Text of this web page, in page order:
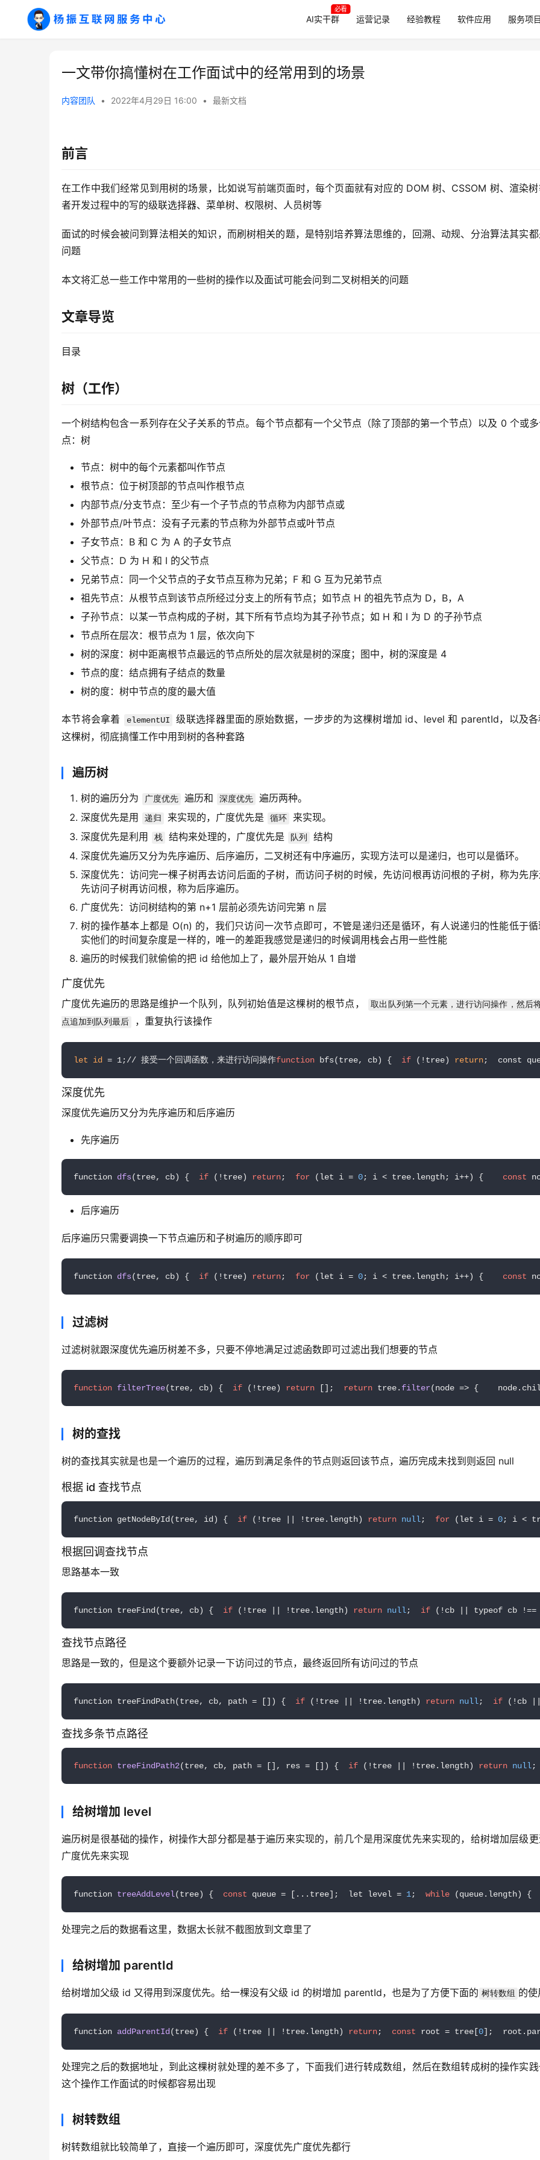
AI实干群
必看
运营记录 经验教程 软件应用 服务项
一文带你搞懂树在工作面试中的经常用到的场景
内容团队 • 2022年4月29日 16:00 • 最新文档
前言
在工作中我们经常见到用树的场景，比如说写前端页面时，每个页面就有对应的 DOM 树、CSSOM 树、渲染
者开发过程中的写的级联选择器、菜单树、权限树、人员树等
面试的时候会被问到算法相关的知识，而刷树相关的题，是特别培养算法思维的，回溯、动规、分治算法其实
问题
本文将汇总一些工作中常用的一些树的操作以及面试可能会问到二叉树相关的问题
文章导览
目录
树（工作）
一个树结构包含一系列存在父子关系的节点。每个节点都有一个父节点（除了顶部的第一个节点）以及 0 个或
点：树
节点：树中的每个元素都叫作节点
根节点：位于树顶部的节点叫作根节点
内部节点/分支节点：至少有一个子节点的节点称为内部节点或
外部节点/叶节点：没有子元素的节点称为外部节点或叶节点
子女节点：B 和 C 为 A 的子女节点
父节点：D 为 H 和 I 的父节点
兄弟节点：同一个父节点的子女节点互称为兄弟；F 和 G 互为兄弟节点
祖先节点：从根节点到该节点所经过分支上的所有节点；如节点 H 的祖先节点为 D，B，A
子孙节点：以某一节点构成的子树，其下所有节点均为其子孙节点；如 H 和 I 为 D 的子孙节点
节点所在层次：根节点为 1 层，依次向下
树的深度：树中距离根节点最远的节点所处的层次就是树的深度；图中，树的深度是 4
节点的度：结点拥有子结点的数量
树的度：树中节点的度的最大值
本节将会拿着 elementUI
级联选择器里面的原始数据，一步步的为这棵树增加 id、level 和 parentId，以及
这棵树，彻底搞懂工作中用到树的各种套路
遍历树
树的遍历分为 广度优先 遍历和 深度优先
遍历两种。
深度优先是用
递归 来实现的，广度优先是 循环
来实现。
深度优先是利用
栈 结构来处理的，广度优先是 队列
结构
深度优先遍历又分为先序遍历、后序遍历，二叉树还有中序遍历，实现方法可以是递归，也可以是循环。
深度优先：访问完一棵子树再去访问后面的子树，而访问子树的时候，先访问根再访问根的子树，称为先
先访问子树再访问根，称为后序遍历。
广度优先：访问树结构的第 n+1 层前必须先访问完第 n 层
树的操作基本上都是 O(n) 的，我们只访问一次节点即可，不管是递归还是循环，有人说递归的性能低于
实他们的时间复杂度是一样的，唯一的差距我感觉是递归的时候调用栈会占用一些性能
遍历的时候我们就偷偷的把 id 给他加上了，最外层开始从 1 自增
广度优先
广度优先遍历的思路是维护一个队列，队列初始值是这棵树的根节点，
取出队列第一个元素，进行访问操作，然后
点追加到队列最后
，重复执行该操作
let id = 1;// 接受一个回调函数，来进行访问操作function bfs(tree, cb) { if (!tree) return;  const
深度优先
深度优先遍历又分为先序遍历和后序遍历
先序遍历
function dfs(tree, cb) { if (!tree) return; for (let i = 0; i < tree.length; i++) { const
后序遍历
后序遍历只需要调换一下节点遍历和子树遍历的顺序即可
function dfs(tree, cb) { if (!tree) return; for (let i = 0; i < tree.length; i++) { const
过滤树
过滤树就跟深度优先遍历树差不多，只要不停地满足过滤函数即可过滤出我们想要的节点
function filterTree(tree, cb) { if (!tree) return []; return tree. filter(node => {    node.
树的查找
树的查找其实就是也是一个遍历的过程，遍历到满足条件的节点则返回该节点，遍历完成未找到则返回 null
根据 id 查找节点
function getNodeById(tree, id) { if (!tree || !tree.length) return null; for (let i = 0; i <
根据回调查找节点
思路基本一致
function treeFind(tree, cb) { if (!tree || !tree.length) return null; if (!cb || typeof cb
查找节点路径
思路是一致的，但是这个要额外记录一下访问过的节点，最终返回所有访问过的节点
function treeFindPath(tree, cb, path = []) { if (!tree || !tree.length) return null; if (!cb ||
查找多条节点路径
function treeFindPath2(tree, cb, path = [], res = [] ) { if (!tree || !tree. length) return null
给树增加 level
遍历树是很基础的操作，树操作大部分都是基于遍历来实现的，前几个是用深度优先来实现的，给树增加层级
广度优先来实现
function treeAddLevel(tree) { const queue = [...tree];  let level = 1; while
处理完之后的数据看这里，数据太长就不截图放到文章里了
给树增加 parentId
给树增加父级 id 又得用到深度优先。给一棵没有父级 id 的树增加 parentId，也是为了方便下面的 树转数组 的使
function addParentId (tree) { if (!tree || !tree.length) return; const root = tree[0];
处理完之后的数据地址，到此这棵树就处理的差不多了，下面我们进行转成数组，然后在数组转成树的操作实
这个操作工作面试的时候都容易出现
树转数组
树转数组就比较简单了，直接一个遍历即可，深度优先广度优先都行